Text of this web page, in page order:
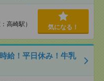
高崎駅） 気になる！
給！平日休み！牛乳